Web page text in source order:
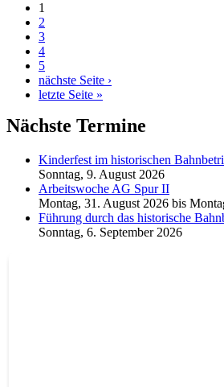
1
2
3
4
5
nächste Seite ›
letzte Seite »
Nächste Termine
Kinderfest im historischen
Sonntag, 9. August 2026
Arbeitswoche AG Spur II
Montag, 31. August 2026 bis
Führung durch das historische
Sonntag, 6. September 2026